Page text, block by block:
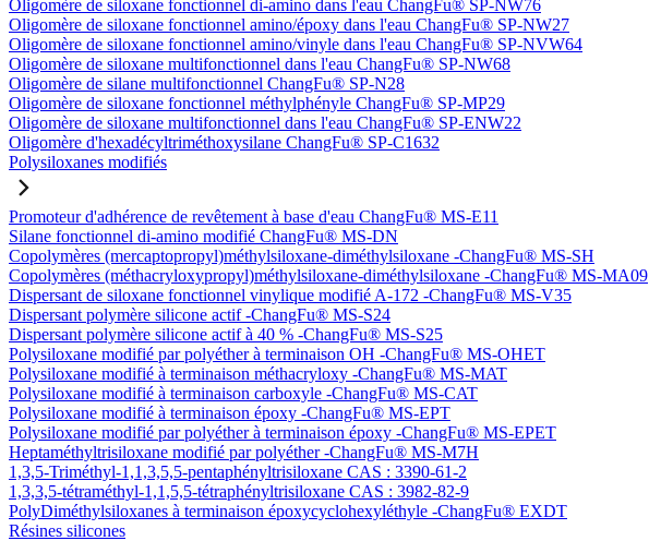
Oligomère de siloxane fonctionnel di-amino dans l'eau ChangFu® SP-NW76
Oligomère de siloxane fonctionnel amino/époxy dans l'eau ChangFu® SP-NW27
Oligomère de siloxane fonctionnel amino/vinyle dans l'eau ChangFu® SP-NVW64
Oligomère de siloxane multifonctionnel dans l'eau ChangFu® SP-NW68
Oligomère de silane multifonctionnel ChangFu® SP-N28
Oligomère de siloxane fonctionnel méthylphényle ChangFu® SP-MP29
Oligomère de siloxane multifonctionnel dans l'eau ChangFu® SP-ENW22
Oligomère d'hexadécyltriméthoxysilane ChangFu® SP-C1632
Polysiloxanes modifiés
Promoteur d'adhérence de revêtement à base d'eau ChangFu® MS-E11
Silane fonctionnel di-amino modifié ChangFu® MS-DN
Copolymères (mercaptopropyl)méthylsiloxane-diméthylsiloxane -ChangFu® MS-SH
Copolymères (méthacryloxypropyl)méthylsiloxane-diméthylsiloxane -ChangFu® MS-MA09
Dispersant de siloxane fonctionnel vinylique modifié A-172 -ChangFu® MS-V35
Dispersant polymère silicone actif -ChangFu® MS-S24
Dispersant polymère silicone actif à 40 % -ChangFu® MS-S25
Polysiloxane modifié par polyéther à terminaison OH -ChangFu® MS-OHET
Polysiloxane modifié à terminaison méthacryloxy -ChangFu® MS-MAT
Polysiloxane modifié à terminaison carboxyle -ChangFu® MS-CAT
Polysiloxane modifié à terminaison époxy -ChangFu® MS-EPT
Polysiloxane modifié par polyéther à terminaison époxy -ChangFu® MS-EPET
Heptaméthyltrisiloxane modifié par polyéther -ChangFu® MS-M7H
1,3,5-Triméthyl-1,1,3,5,5-pentaphényltrisiloxane CAS : 3390-61-2
1,3,3,5-tétraméthyl-1,1,5,5-tétraphényltrisiloxane CAS : 3982-82-9
PolyDiméthylsiloxanes à terminaison époxycyclohexyléthyle -ChangFu® EXDT
Résines silicones